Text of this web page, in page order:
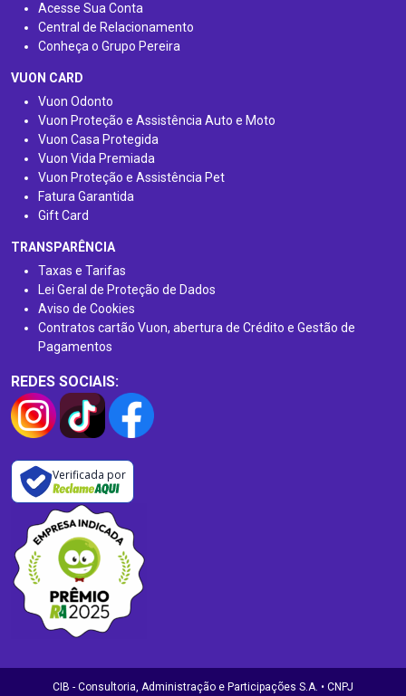
Acesse Sua Conta
Central de Relacionamento
Conheça o Grupo Pereira
VUON CARD
Vuon Odonto
Vuon Proteção e Assistência Auto e Moto
Vuon Casa Protegida
Vuon Vida Premiada
Vuon Proteção e Assistência Pet
Fatura Garantida
Gift Card
TRANSPARÊNCIA
Taxas e Tarifas
Lei Geral de Proteção de Dados
Aviso de Cookies
Contratos cartão Vuon, abertura de Crédito e Gestão de
Pagamentos
REDES SOCIAIS:
Verificada por
CIB - Consultoria, Administração e Participações S.A. • CNPJ